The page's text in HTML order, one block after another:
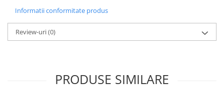
Informatii conformitate produs
Review-uri(0)
PRODUSE SIMILARE